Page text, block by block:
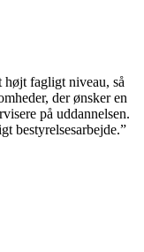
fagligt niveau, så
der ønsker en
på uddannelsen.
bestyrelsesarbejde.”